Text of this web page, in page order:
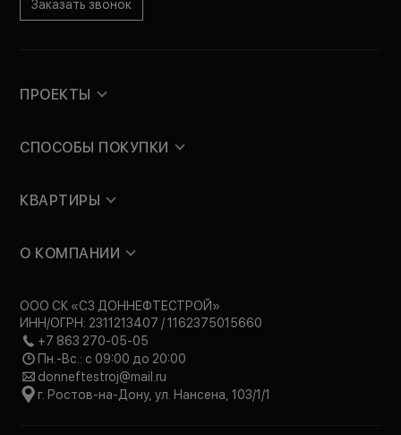
Заказать звонок
ПРОЕКТЫ
СПОСОБЫ ПОКУПКИ
КВАРТИРЫ
О КОМПАНИИ
ООО СК «СЗ ДОННЕФТЕСТРОЙ»
ИНН/ОГРН: 2311213407 / 1162375015660
+7 863 270-05-05
Пн.-Вс.: с 09:00 до 20:00
donneftestroj@mail.ru
г. Ростов-на-Дону, ул. Нансена, 103/1/1